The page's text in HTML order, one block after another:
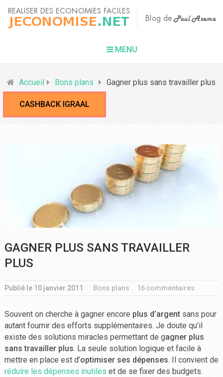
MENU
Accueil Bons plans Gagner plus sans travailler plus
CASHBACK IGRAAL
GAGNER PLUS SANS TRAVAILLER
PLUS
Publié le 10 janvier 2011 Bons plans 16 commentaires
Souvent on cherche à gagner encore plus d’argentsans pour
autant fournir des efforts supplémentaires. Je doute qu’il
existe des solutions miracles permettant de gagner plus
sans travailler plus. La seule solution logique et facile à
mettre en place est d’optimiser ses dépenses. Il convient de
réduire les dépenses inutiles et de se fixer des budgets.